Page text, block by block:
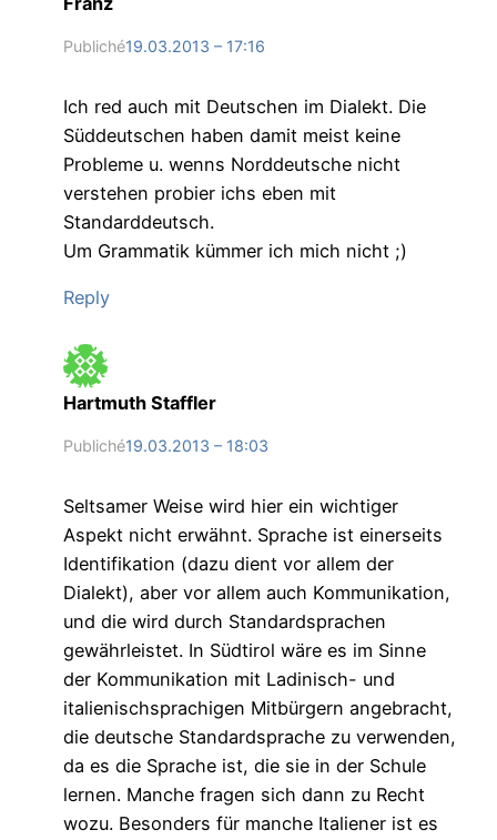
Publiché19.03.2013 – 17:16
Ich red auch mit Deutschen im Dialekt. Die
Süddeutschen haben damit meist keine
Probleme u. wenns Norddeutsche nicht
verstehen probier ichs eben mit
Standarddeutsch.
Um Grammatik kümmer ich mich nicht ;)
Reply
Hartmuth Staffler
Publiché19.03.2013 – 18:03
Seltsamer Weise wird hier ein wichtiger
Aspekt nicht erwähnt. Sprache ist einerseits
Identifikation (dazu dient vor allem der
Dialekt), aber vor allem auch Kommunikation,
und die wird durch Standardsprachen
gewährleistet. In Südtirol wäre es im Sinne
der Kommunikation mit Ladinisch- und
italienischsprachigen Mitbürgern angebracht,
die deutsche Standardsprache zu verwenden,
da es die Sprache ist, die sie in der Schule
lernen. Manche fragen sich dann zu Recht
wozu. Besonders für manche Italiener ist es